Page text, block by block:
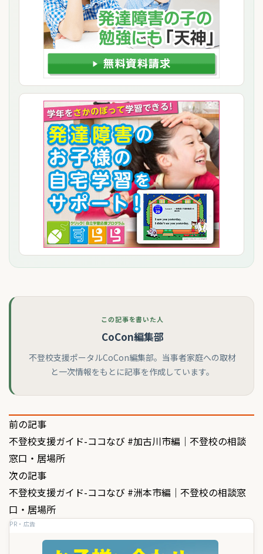
この記事を書いた人
CoCon編集部
不登校支援ポータルCoCon編集部。当事者家庭への取材
と一次情報をもとに記事を作成しています。
投
稿
ナ
ビ
ゲ
前の記事
不登校支援ガイド-ココなび #加古川市編｜不登校の相談
窓口・居場所
次の記事
不登校支援ガイド-ココなび #洲本市編｜不登校の相談窓
口・居場所
PR・広告